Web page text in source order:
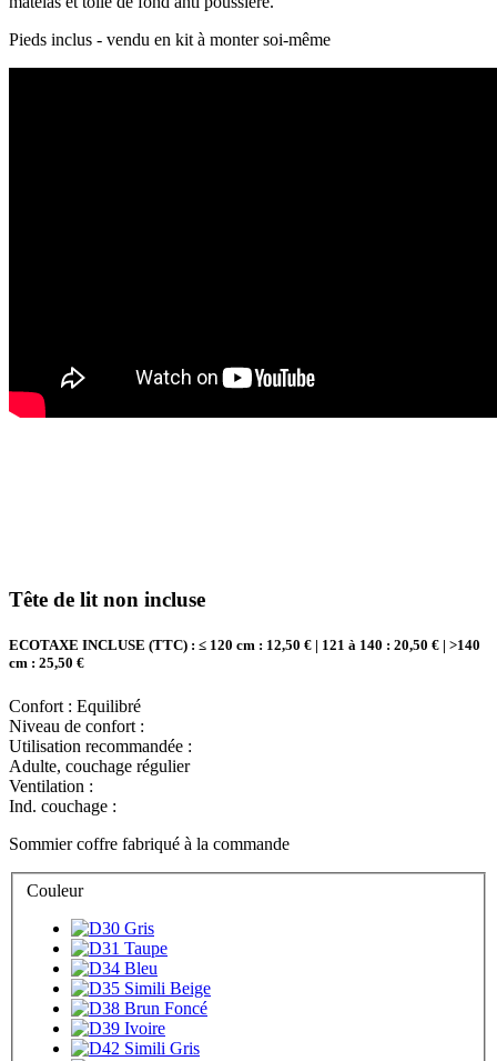
Pieds inclus - vendu en kit à monter soi-même
Tête de lit non incluse
ECOTAXE INCLUSE (TTC) : ≤ 120 cm : 12,50 € | 121 à 140 : 20,50 € | >140
cm : 25,50 €
Confort : Equilibré
Niveau de confort :
Utilisation recommandée :
Adulte, couchage régulier
Ventilation :
Ind. couchage :
Sommier coffre fabriqué à la commande
Couleur